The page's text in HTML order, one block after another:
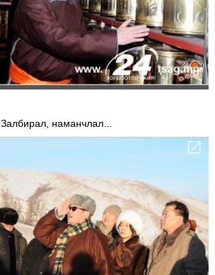
Залбирал, наманчлал...